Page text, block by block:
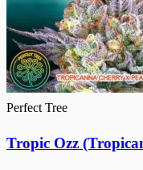
Perfect Tree
Tropic Ozz